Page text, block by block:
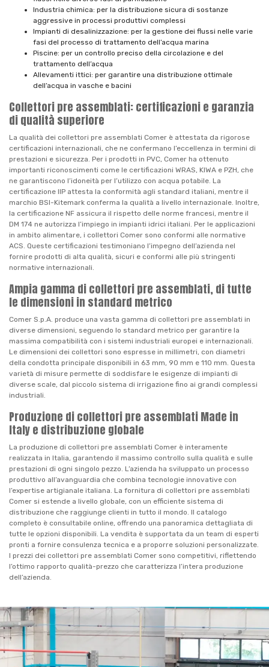
Industria chimica: per la distribuzione sicura di sostanze
aggressive in processi produttivi complessi
Impianti di desalinizzazione: per la gestione dei flussi nelle varie
fasi del processo di trattamento dell’acqua marina
Piscine: per un controllo preciso della circolazione e del
trattamento dell’acqua
Allevamenti ittici: per garantire una distribuzione ottimale
dell’acqua in vasche e bacini
Collettori pre assemblati: certificazioni e garanzia
di qualità superiore
La qualità dei collettori pre assemblati Comer è attestata da rigorose
certificazioni internazionali, che ne confermano l’eccellenza in termini di
prestazioni e sicurezza. Per i prodotti in PVC, Comer ha ottenuto
importanti riconoscimenti come le certificazioni WRAS, KIWA e PZH, che
ne garantiscono l’idoneità per l’utilizzo con acqua potabile. La
certificazione IIP attesta la conformità agli standard italiani, mentre il
marchio BSI-Kitemark conferma la qualità a livello internazionale. Inoltre,
la certificazione NF assicura il rispetto delle norme francesi, mentre il
DM 174 ne autorizza l’impiego in impianti idrici italiani. Per le applicazioni
in ambito alimentare, i collettori Comer sono conformi alle normative
ACS. Queste certificazioni testimoniano l’impegno dell’azienda nel
fornire prodotti di alta qualità, sicuri e conformi alle più stringenti
normative internazionali.
Ampia gamma di collettori pre assemblati, di tutte
le dimensioni in standard metrico
Comer S.p.A. produce una vasta gamma di collettori pre assemblati in
diverse dimensioni, seguendo lo standard metrico per garantire la
massima compatibilità con i sistemi industriali europei e internazionali.
Le dimensioni dei collettori sono espresse in millimetri, con diametri
della condotta principale disponibili in 63 mm, 90 mm e 110 mm. Questa
varietà di misure permette di soddisfare le esigenze di impianti di
diverse scale, dal piccolo sistema di irrigazione fino ai grandi complessi
industriali.
Produzione di collettori pre assemblati Made in
Italy e distribuzione globale
La produzione di collettori pre assemblati Comer è interamente
realizzata in Italia, garantendo il massimo controllo sulla qualità e sulle
prestazioni di ogni singolo pezzo. L’azienda ha sviluppato un processo
produttivo all’avanguardia che combina tecnologie innovative con
l’expertise artigianale italiana. La fornitura di collettori pre assemblati
Comer si estende a livello globale, con un efficiente sistema di
distribuzione che raggiunge clienti in tutto il mondo. Il catalogo
completo è consultabile online, offrendo una panoramica dettagliata di
tutte le opzioni disponibili. La vendita è supportata da un team di esperti
pronti a fornire consulenza tecnica e a proporre soluzioni personalizzate.
I prezzi dei collettori pre assemblati Comer sono competitivi, riflettendo
l’ottimo rapporto qualità-prezzo che caratterizza l’intera produzione
dell’azienda.